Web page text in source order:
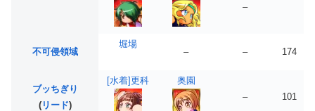
–
不可侵領域
堀場
– – 174
ブッちぎり
(リード)
[水着]更科
奥園
–
101